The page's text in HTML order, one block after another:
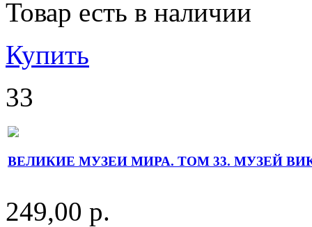
Товар есть в наличии
Купить
33
ВЕЛИКИЕ МУЗЕИ МИРА. ТОМ 33. МУЗЕЙ
249,00 р.